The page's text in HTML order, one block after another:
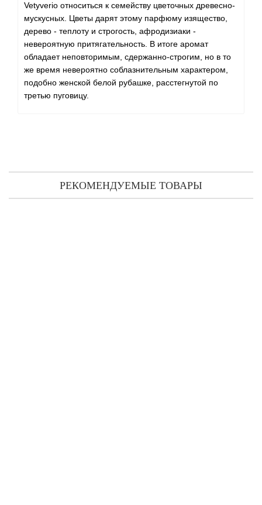
Vetyverio относиться к семейству цветочных древесно-
мускусных. Цветы дарят этому парфюму изящество,
дерево - теплоту и строгость, афродизиаки -
невероятную притягательность. В итоге аромат
обладает неповторимым, сдержанно-строгим, но в то
же время невероятно соблазнительным характером,
подобно женской белой рубашке, расстегнутой по
третью пуговицу.
РЕКОМЕНДУЕМЫЕ ТОВАРЫ